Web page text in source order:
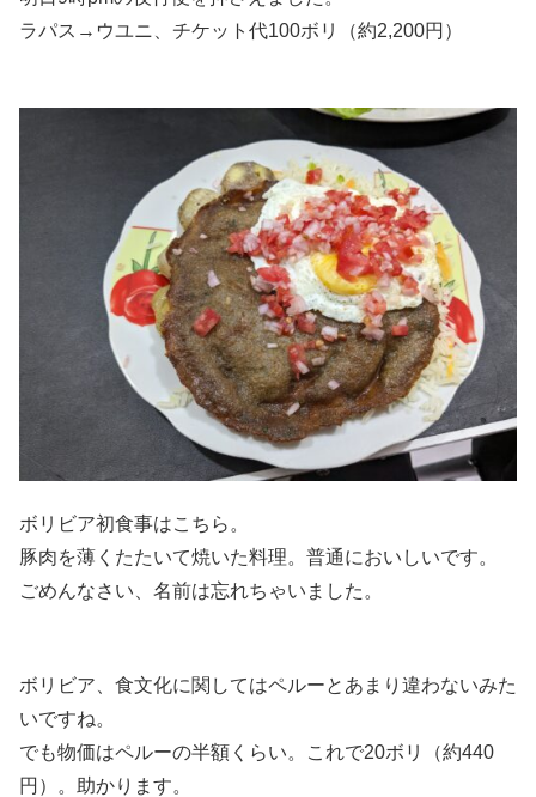
ラパス→ウユニ、チケット代100ボリ（約2,200円）
ボリビア初食事はこちら。
豚肉を薄くたたいて焼いた料理。普通においしいです。
ごめんなさい、名前は忘れちゃいました。
ボリビア、食文化に関してはペルーとあまり違わないみた
いですね。
でも物価はペルーの半額くらい。これで20ボリ（約440
円）。助かります。